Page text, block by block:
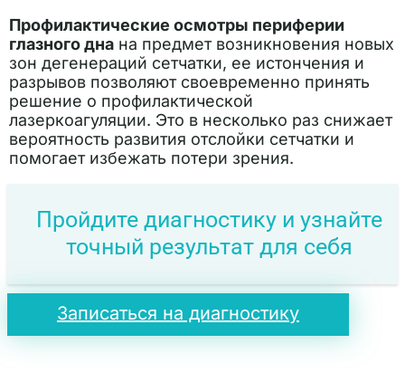
Профилактические осмотры периферии
глазного дна на предмет возникновения новых
зон дегенераций сетчатки, ее истончения и
разрывов позволяют своевременно принять
решение о профилактической
лазеркоагуляции. Это в несколько раз снижает
вероятность развития отслойки сетчатки и
помогает избежать потери зрения.
Пройдите диагностику и узнайте
точный результат для себя
Записаться на диагностику